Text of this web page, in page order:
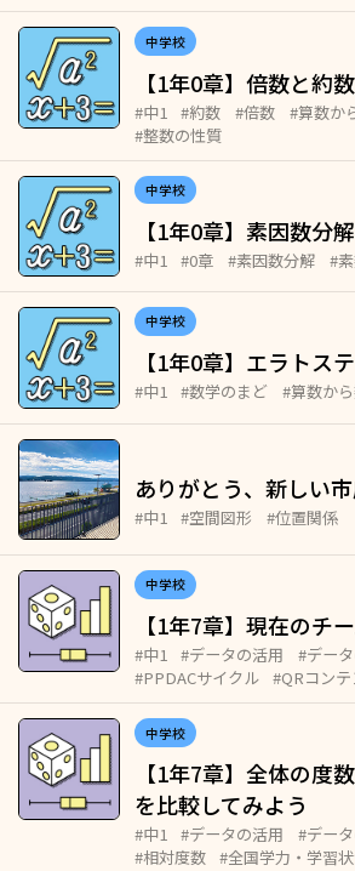
中学校
【1年0章】倍数と約数
#中1 #約数 #倍数
#算数か
#整数の性質
中学校
【1年0章】素因数分
#中1 #0章 #素因数分解 #
中学校
【1年0章】エラトス
#中1 #数学のまど #算数か
ありがとう、新しい
#中1 #空間図形 #位置関係
中学校
【1年7章】現在のチ
#中1 #データの活用
#デー
#PPDACサイクル
#QRコン
中学校
【1年7章】全体の度
を比較してみよう
#中1 #データの活用
#デー
#相対度数
#全国学力・学習